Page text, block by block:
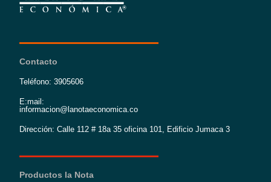
Contacto
Teléfono: 3905606
E:mail:
informacion@lanotaeconomica.co
Dirección: Calle 112 # 18a 35 oficina 101, Edificio Jumaca 3
Productos la Nota